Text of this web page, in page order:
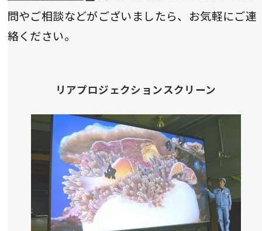
問やご相談などがございましたら、お気軽にご連
絡ください。
リアプロジェクションスクリーン